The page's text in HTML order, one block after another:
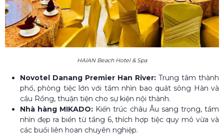
HAIAN Beach Hotel & Spa
Novotel Danang Premier Han River: Trung tâm thành
phố, phòng tiệc lớn với tầm nhìn bao quát sông Hàn và
cầu Rồng, thuận tiện cho sự kiện nội thành.
Nhà hàng MIKADO: Kiến trúc châu Âu sang trọng, tầm
nhìn đẹp ra biển từ tầng 6, thích hợp tiệc quy mô vừa và
các buổi liên hoan chuyên nghiệp.